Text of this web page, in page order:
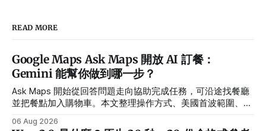
READ MORE
Google Maps Ask Maps 開放 AI 訂餐：
Gemini 能幫你做到哪一步？
Ask Maps 開始從回答問題走向協助完成任務，可沿途找餐廳
並把餐點加入購物車。本文整理操作方式、美國首波範圍、合
06 Aug 2026